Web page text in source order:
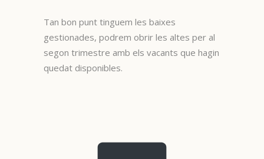
Tan bon punt tinguem les baixes
gestionades, podrem obrir les altes per al
segon trimestre amb els vacants que hagin
quedat disponibles.